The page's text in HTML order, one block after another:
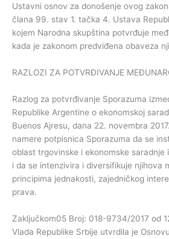
Ustavni osnov za donošenje ovog
člana 99. stav 1. tačka 4. Ustava
kojem Narodna skupština potvrđuje
kada je zakonom predviđena obaveza
RAZLOZI ZA POTVRĐIVANJE
Razlog za potvrđivanje Sporazuma
Republike Argentine o ekonomskoj
Buenos Ajresu, dana 22. novembra
namere potpisnica Sporazuma da se
oblast trgovinske i ekonomske saradnje
i da se intenzivira i diversifikuje njihova
principima jednakosti, zajedničkog
prava.
Zaključkom05 Broj: 018-9734/2017 od
Vlada Republike Srbije utvrdila je